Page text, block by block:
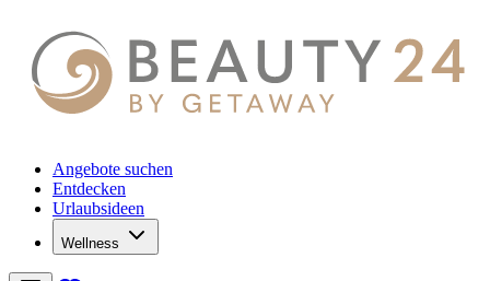
Angebote suchen
Entdecken
Urlaubsideen
Wellness